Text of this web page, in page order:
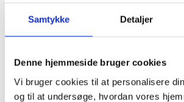
Samtykke Detaljer
Denne hjemmeside bruger cookies
Vi bruger cookies til at personalisere
og til at undersøge, hvordan vores
ANDRE KØBTE OGSÅ
POPULÆR KØB 5+